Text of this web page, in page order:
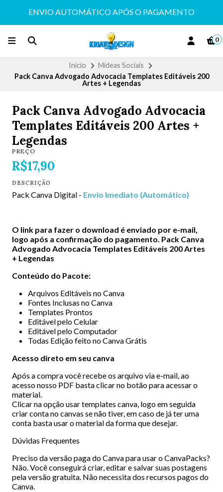
ENVIO AUTOMÁTICO APÓS O PAGAMENTO
0
Início
Mídeas Sociais
Pack Canva Advogado Advocacia Templates Editáveis 200
Artes + Legendas
Pack Canva Advogado Advocacia
Templates Editáveis 200 Artes +
Legendas
PREÇO
R$17,90
DESCRIÇÃO
Pack Canva Digital - Envio Imediato (Automático)
O link para fazer o download é enviado por e-mail,
logo após a confirmação do pagamento. Pack Canva
Advogado Advocacia Templates Editáveis 200 Artes
+ Legendas
Conteúdo do Pacote:
Arquivos Editáveis no Canva
Fontes Inclusas no Canva
Templates Prontos
Editável pelo Celular
Editável pelo Computador
Todas Edição feito no Canva Grátis
Acesso direto em seu canva
Após a compra você recebe os arquivo via e-mail, ao
acesso nosso PDF basta clicar no botão para acessar o
material.
Clicar na opção usar templates canva, logo em seguida
criar conta no canvas se não tiver, em caso de já ter uma
conta basta usar o material da forma que desejar.
Dúvidas Frequentes
Preciso da versão paga do Canva para usar o CanvaPacks?
Não. Você conseguirá criar, editar e salvar suas postagens
pela versão gratuita. Não necessita dos recursos pagos do
Canva.